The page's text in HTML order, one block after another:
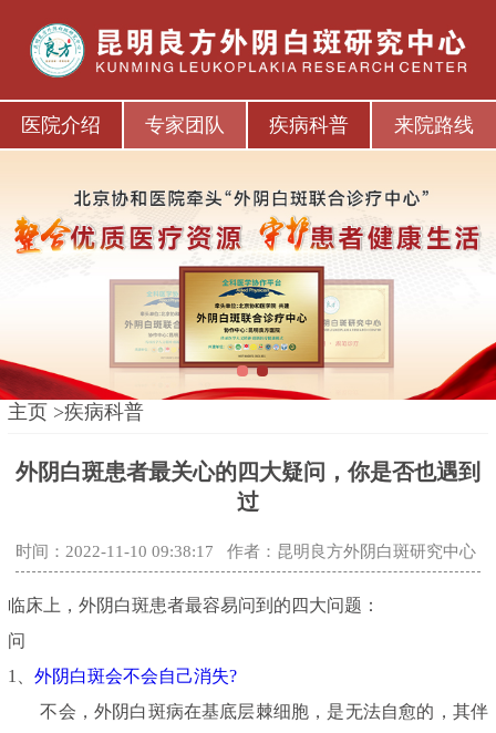
医院介绍 专家团队 疾病科普 来院路线
主页 >疾病科普
外阴白斑患者最关心的四大疑问，你是否也遇到
过
时间：2022-11-10 09:38:17 作者：昆明良方外阴白斑研究中心
临床上，外阴白斑患者最容易问到的四大问题：
问
1、 外阴白斑会不会自己消失?
不会，外阴白斑病在基底层棘细胞，是无法自愈的，其伴